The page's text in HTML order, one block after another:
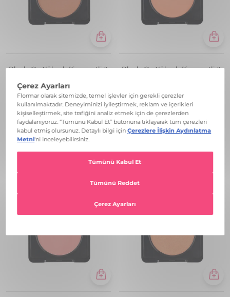
Blush-On Yüksek Pigmentli &
₺ 849,99
107 PEACHYBROWN +12
🚨1 Alana 1 Hediye!🚨
Blush-On Yüksek Pigmentli &
100 MATTEPEACH
🚨1 Alana 1 Hediye!🚨